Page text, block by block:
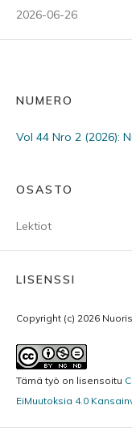
2026-06-26
NUMERO
Vol 44 Nro 2 (2026):
OSASTO
Lektiot
LISENSSI
Copyright (c) 2026
Tämä työ on lisensoitu
EiMuutoksia 4.0